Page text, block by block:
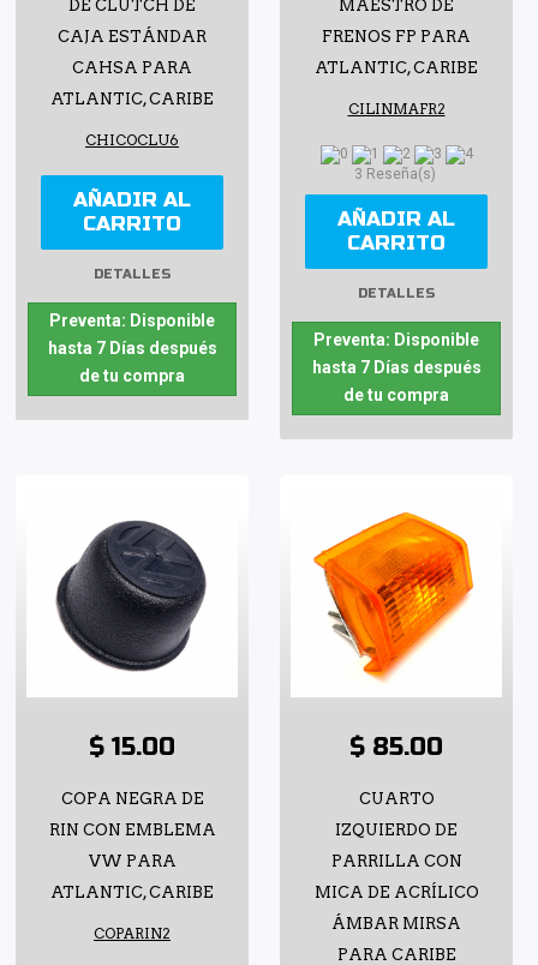
DE CLUTCH DE
CAJA ESTÁNDAR
CAHSA PARA
ATLANTIC, CARIBE
CHICOCLU6
AÑADIR AL
CARRITO
DETALLES
Preventa: Disponible
hasta 7 Días después
de tu compra
MAESTRO DE
FRENOS FP PARA
ATLANTIC, CARIBE
CILINMAFR2
3 Reseña(s)
AÑADIR AL
CARRITO
DETALLES
Preventa: Disponible
hasta 7 Días después
de tu compra
$ 15.00
COPA NEGRA DE
RIN CON EMBLEMA
VW PARA
ATLANTIC, CARIBE
COPARIN2
$ 85.00
CUARTO
IZQUIERDO DE
PARRILLA CON
MICA DE ACRÍLICO
ÁMBAR MIRSA
PARA CARIBE